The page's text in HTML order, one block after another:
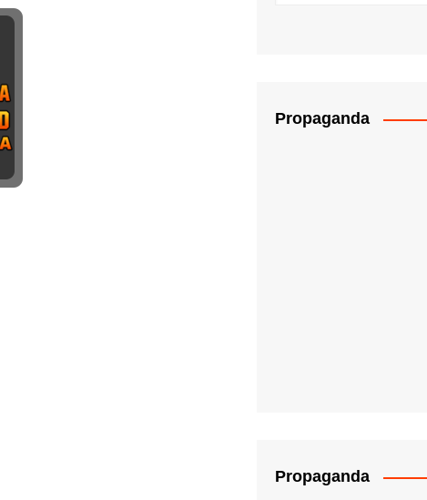
Propaganda
Propaganda